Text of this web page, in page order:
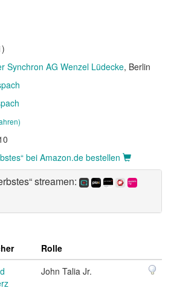
Synchron AG Wenzel Lüdecke, Berlin
bei Amazon.de bestellen
streamen:
Rolle
John Talia Jr.